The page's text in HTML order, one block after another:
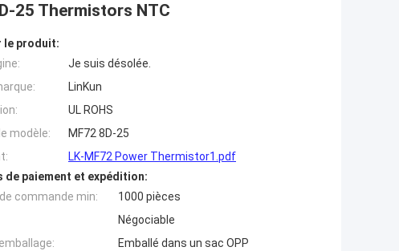
25 Thermistors NTC
le produit:
Je suis désolée.
LinKun
UL ROHS
modèle:
MF72 8D-25
LK-MF72 Power Thermistor1.pdf
de paiement et expédition:
commande min:
1000 pièces
Négociable
Emballé dans un sac OPP